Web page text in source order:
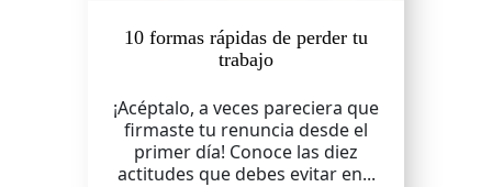
10 formas rápidas de perder tu
trabajo
¡Acéptalo, a veces pareciera que
firmaste tu renuncia desde el
primer día! Conoce las diez
actitudes que debes evitar en...